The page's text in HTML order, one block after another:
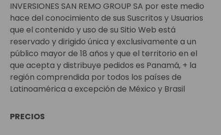
INVERSIONES SAN REMO GROUP SA por este medio
hace del conocimiento de sus Suscritos y Usuarios
que el contenido y uso de su Sitio Web está
reservado y dirigido única y exclusivamente a un
público mayor de 18 años y que el territorio en el
que acepta y distribuye pedidos es Panamá, + la
región comprendida por todos los países de
Latinoamérica a excepción de México y Brasil
PRECIOS